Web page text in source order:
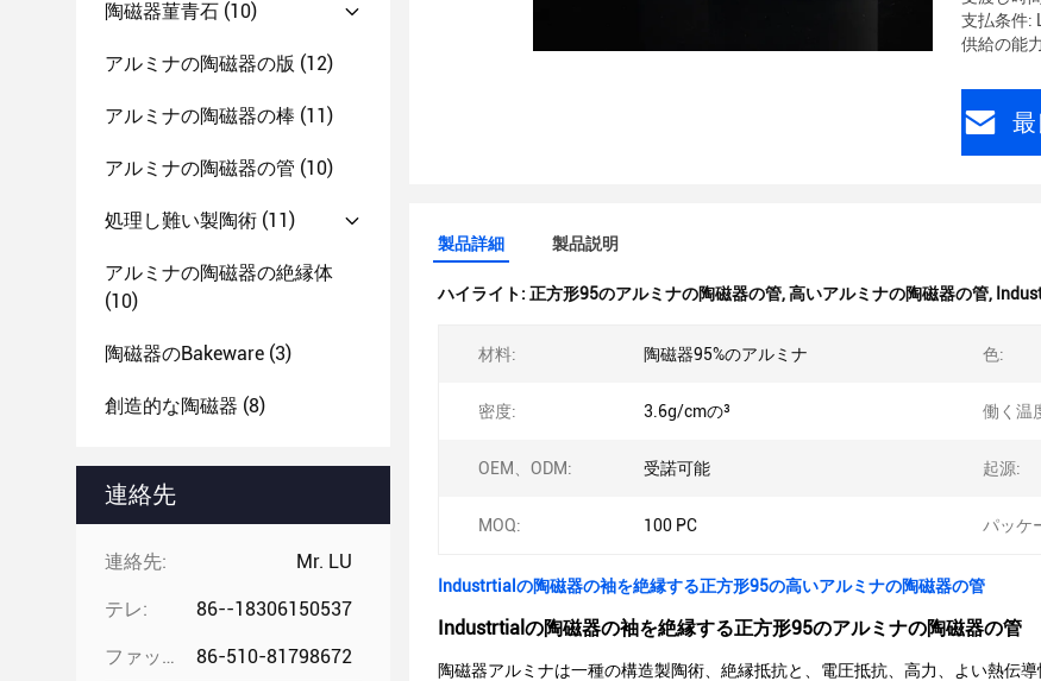
陶磁器菫青石 (10)
アルミナの陶磁器の版 (12)
アルミナの陶磁器の棒 (11)
アルミナの陶磁器の管 (10)
処理し難い製陶術 (11)
アルミナの陶磁器の絶縁体
(10)
陶磁器のbakeware (3)
創造的な陶磁器 (8)
連絡先
連絡先: Mr. LU
テレ: 86--18306150537
ファックス: 86-510-81798672
支払条件:
供給の能
最
製品詳細 製品説明
ハイライト: 正方形95のアルミナの陶磁器の管,高いアルミナの陶磁器の管,
材料: 陶磁器95%のアルミナ 色:
密度: 3.6g/cmの³ 働く温
OEM、ODM: 受諾可能 起源:
MOQ: 100 PC パッケ
Industrtialの陶磁器の袖を絶縁する正方形95の高いアルミナの陶磁器の管
Industrtialの陶磁器の袖を絶縁する正方形95のアルミナの陶磁器の管
陶磁器アルミナは一種の構造製陶術、絶縁抵抗と、電圧抵抗、高力、よい熱伝